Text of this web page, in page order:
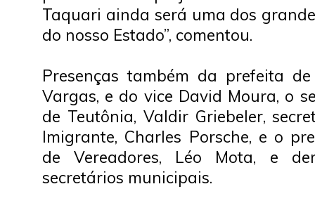
Taquari ainda será uma dos
do nosso Estado”, comentou.
Presenças também da prefeita
Vargas, e do vice David Moura, o
de Teutônia, Valdir Griebeler,
Imigrante, Charles Porsche, e o
de Vereadores, Léo Mota, e
secretários municipais.